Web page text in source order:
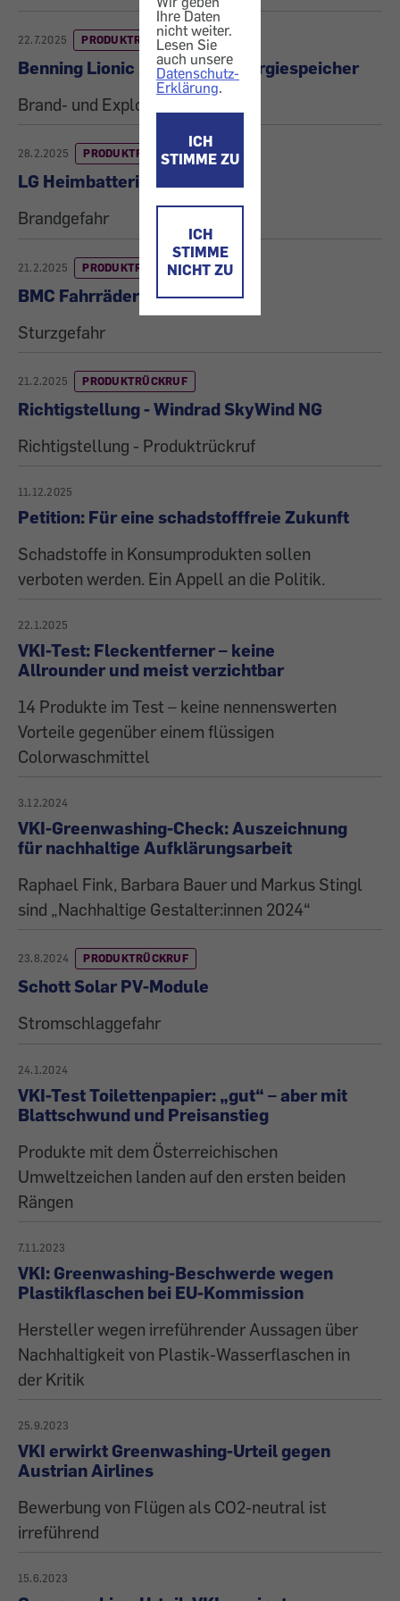
Ihre Daten
nicht weiter.
Lesen Sie
auch unsere
Datenschutz-
Erklärung.
ICH
STIMME ZU
ICH
STIMME
NICHT ZU
22.7.2025 PRODUKTRÜCKRUF
Benning Lionic solar® ESS Energiespeicher
Brand- und Explosionsgefahr
28.2.2025 PRODUKTRÜCKRUF
LG Heimbatterien
Brandgefahr
21.2.2025 PRODUKTRÜCKRUF
BMC Fahrräder
Sturzgefahr
21.2.2025 PRODUKTRÜCKRUF
Richtigstellung - Windrad SkyWind NG
Richtigstellung - Produktrückruf
11.12.2025
Petition: Für eine schadstofffreie Zukunft
Schadstoffe in Konsumprodukten sollen
verboten werden. Ein Appell an die Politik.
22.1.2025
VKI-Test: Fleckentferner – keine
Allrounder und meist verzichtbar
14 Produkte im Test – keine nennenswerten
Vorteile gegenüber einem flüssigen
Colorwaschmittel
3.12.2024
VKI-Greenwashing-Check: Auszeichnung
für nachhaltige Aufklärungsarbeit
Raphael Fink, Barbara Bauer und Markus Stingl
sind „Nachhaltige Gestalter:innen 2024“
23.8.2024 PRODUKTRÜCKRUF
Schott Solar PV-Module
Stromschlaggefahr
24.1.2024
VKI-Test Toilettenpapier: „gut“ – aber mit
Blattschwund und Preisanstieg
Produkte mit dem Österreichischen
Umweltzeichen landen auf den ersten beiden
Rängen
7.11.2023
VKI: Greenwashing-Beschwerde wegen
Plastikflaschen bei EU-Kommission
Hersteller wegen irreführender Aussagen über
Nachhaltigkeit von Plastik-Wasserflaschen in
der Kritik
25.9.2023
VKI erwirkt Greenwashing-Urteil gegen
Austrian Airlines
Bewerbung von Flügen als CO2-neutral ist
irreführend
15.6.2023